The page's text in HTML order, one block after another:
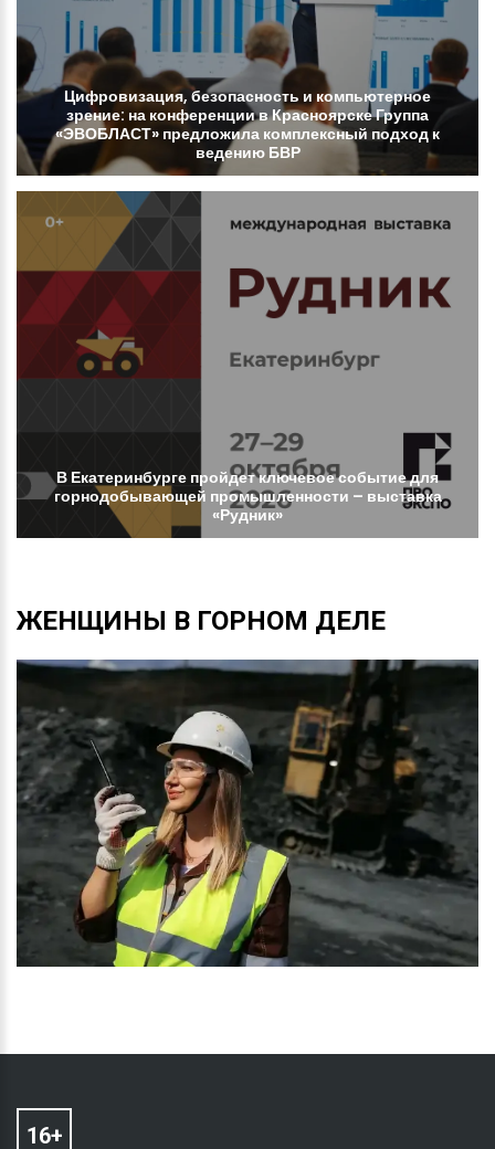
Цифровизация, безопасность и компьютерное
зрение: на конференциивКрасноярскеГруппа
«ЭВОБЛАСТ» предложила комплексный подход к
ведению БВР
В Екатеринбурге пройдетключевоесобытиедля
горнодобывающей промышленности – выставка
«Рудник»
ЖЕНЩИНЫ В ГОРНОМ ДЕЛЕ